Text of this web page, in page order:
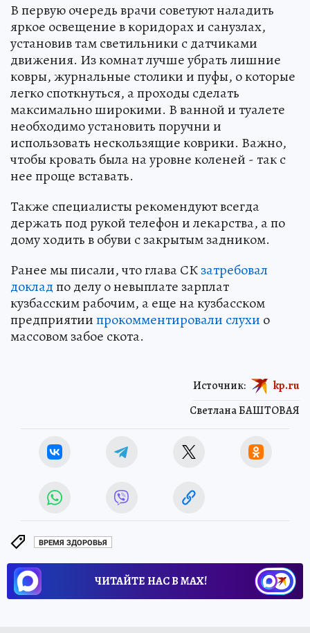
В первую очередь врачи советуют наладить
яркое освещение в коридорах и санузлах,
установив там светильники с датчиками
движения. Из комнат лучше убрать лишние
ковры, журнальные столики и пуфы, о которые
легко споткнуться, а проходы сделать
максимально широкими. В ванной и туалете
необходимо установить поручни и
использовать нескользящие коврики. Важно,
чтобы кровать была на уровне коленей - так с
нее проще вставать.
Также специалисты рекомендуют всегда
держать под рукой телефон и лекарства, а по
дому ходить в обуви с закрытым задником.
Ранее мы писали, что глава СКзатребовал
докладпо делу о невыплате зарплат
кузбасским рабочим, а еще на кузбасском
предприятиипрокомментировали слухи о
массовом забое скота.
Светлана БАШТОВАЯ
Источник: kp.ru
ВРЕМЯ ЗДОРОВЬЯ
ЧИТАЙТЕ НАС В МАХ!